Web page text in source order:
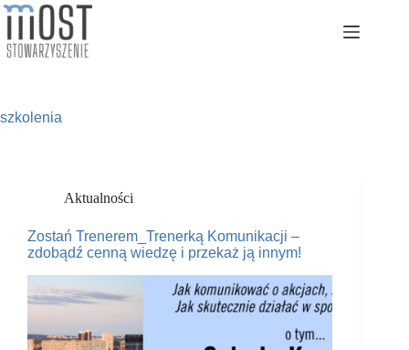
Przejdź
treści
szkolenia
Aktualności
Zostań Trenerem_Trenerką Komunikacji –
zdobądź cenną wiedzę i przekaż ją innym!